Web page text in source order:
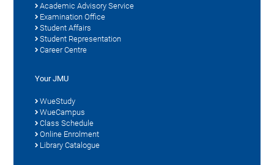
Academic Advisory Service
Examination Office
Student Affairs
Student Representation
Career Centre
Your JMU
WueStudy
WueCampus
Class Schedule
Online Enrolment
Library Catalogue